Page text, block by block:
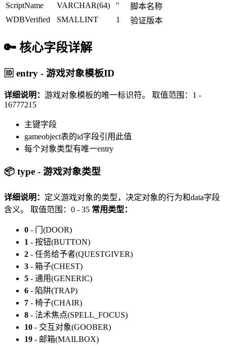
ScriptName
VARCHAR(64) ''
脚本名称
WDBVerified
SMALLINT 1 验证版本
🔑 核心字段详解
🆔 entry - 游戏对象模板ID
详细说明： 游戏对象模板的唯一标识符。 取值范围：1 -
16777215
主键字段
gameobject表的id字段引用此值
每个对象类型有唯一entry
📦 type - 游戏对象类型
详细说明： 定义游戏对象的类型，决定对象的行为和data字段
含义。 取值范围：0 - 35 常用类型：
0 - 门(DOOR)
1 - 按钮(BUTTON)
2 - 任务给予者(QUESTGIVER)
3 - 箱子(CHEST)
5 - 通用(GENERIC)
6 - 陷阱(TRAP)
7 - 椅子(CHAIR)
8 - 法术焦点(SPELL_FOCUS)
10 - 交互对象(GOOBER)
19 - 邮箱(MAILBOX)